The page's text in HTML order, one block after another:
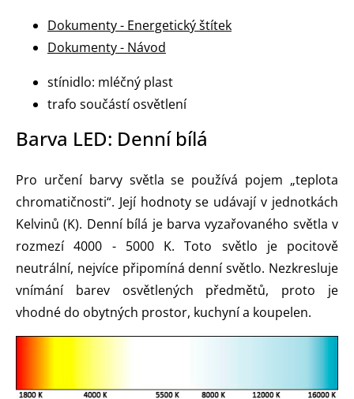
Dokumenty - Energetický štítek
Dokumenty - Návod
stínidlo: mléčný plast
trafo součástí osvětlení
Barva LED: Denní bílá
Pro určení barvy světla se používá pojem „teplota
chromatičnosti“. Její hodnoty se udávají v jednotkách
Kelvinů (K). Denní bílá je barva vyzařovaného světla v
rozmezí 4000 - 5000 K. Toto světlo je pocitově
neutrální, nejvíce připomíná denní světlo. Nezkresluje
vnímání barev osvětlených předmětů, proto je
vhodné do obytných prostor, kuchyní a koupelen.